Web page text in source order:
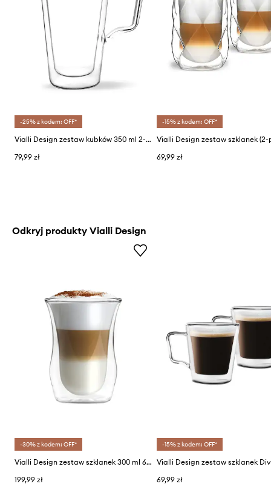
-25% z kodem: OFF*
Vialli Design zestaw kubków 350 ml 2-pack
79,99 zł
-15% z kodem: OFF*
Vialli Design zestaw szklanek (2-
69,99 zł
Odkryj produkty Vialli Design
-30% z kodem: OFF*
Vialli Design zestaw szklanek 300 ml 6-pack
199,99 zł
-15% z kodem: OFF*
69,99 zł